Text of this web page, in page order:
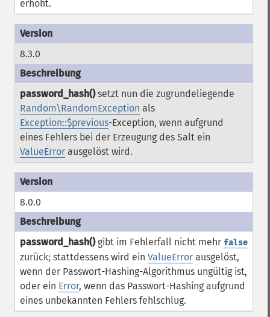
erhöht.
8.3.0
password_hash()setzt nun die zugrundeliegende
Random\RandomException als
Exception::$previous-Exception, wenn aufgrund
eines Fehlers bei der Erzeugung des Salt ein
ValueError ausgelöst wird.
8.0.0
password_hash()gibt im Fehlerfall nicht mehr false
zurück; stattdessens wird ein ValueError ausgelöst,
wenn der Passwort-Hashing-Algorithmus ungültig ist,
oder ein Error, wenn das Passwort-Hashing aufgrund
eines unbekannten Fehlers fehlschlug.